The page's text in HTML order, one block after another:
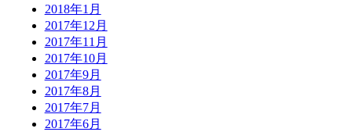
2018年1月
2017年12月
2017年11月
2017年10月
2017年9月
2017年8月
2017年7月
2017年6月